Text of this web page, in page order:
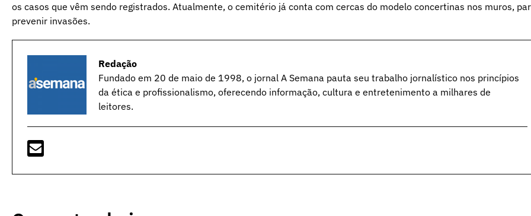
os casos que vêm sendo registrados. Atualmente, o cemitério já conta com cercas do modelo concertinas nos muros,
prevenir invasões.
Redação
Fundado em 20 de maio de 1998, o jornal A Semana pauta seu trabalho jornalístico nos princípios
da ética e profissionalismo, oferecendo informação, cultura e entretenimento a milhares de
leitores.